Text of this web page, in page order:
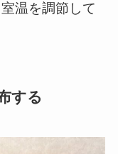
温を調節して
する